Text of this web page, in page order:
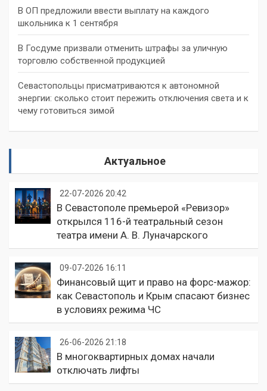
В ОП предложили ввести выплату на каждого
школьника к 1 сентября
В Госдуме призвали отменить штрафы за уличную
торговлю собственной продукцией
Севастопольцы присматриваются к автономной
энергии: сколько стоит пережить отключения света и к
чему готовиться зимой
Актуальное
22-07-2026 20:42
В Севастополе премьерой «Ревизор»
открылся 116-й театральный сезон
театра имени А. В. Луначарского
09-07-2026 16:11
Финансовый щит и право на форс-мажор:
как Севастополь и Крым спасают бизнес
в условиях режима ЧС
26-06-2026 21:18
В многоквартирных домах начали
отключать лифты